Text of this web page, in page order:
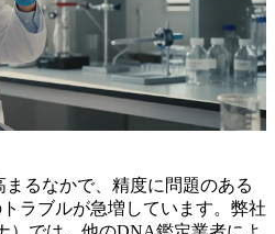
るなかで、精度に問題のある
ラブルが急増しています。弊社